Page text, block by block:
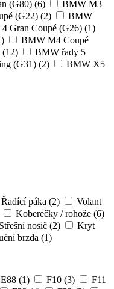
(G80) (6)
BMW M3
(G22) (2)
BMW
Gran Coupé (G26) (1)
BMW M4 Coupé
(12)
BMW řady 5
(G31) (2)
BMW X5
Řadící páka (2)
Volant
Koberečky / rohože (6)
Střešní nosič (2)
Kryt
brzda (1)
E88 (1) F10 (3)
F11